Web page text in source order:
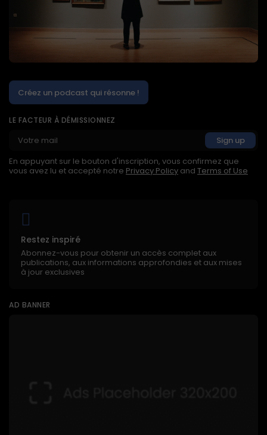
Créez un podcast qui résonne !
LE FACTEUR À DÉMISSIONNEZ
En appuyant sur le bouton d'inscription, vous confirmez que
vous avez lu et accepté notre Privacy Policy and Terms of Use
Restez inspiré
Abonnez-vous pour obtenir un accès complet aux
publications, aux informations approfondies et aux mises
à jour exclusives
AD BANNER